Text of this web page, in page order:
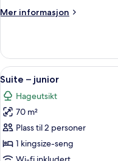
Mer informasjon
Mer
Åpne
alle
bildene
av
Suite
–
junior
4
Suite – junior
Hageutsikt
70 m²
Plass til 2 personer
1 kingsize-seng